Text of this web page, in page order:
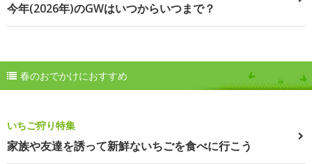
今年(2026年)のGWはいつからいつまで？
春のおでかけにおすすめ
いちご狩り特集
家族や友達を誘って新鮮ないちごを食べに行こう